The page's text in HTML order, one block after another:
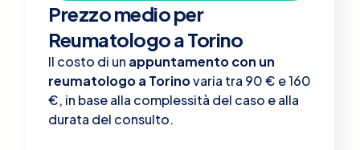
Prezzo medio per
Reumatologo a Torino
Il costo di un appuntamento con un
reumatologo a Torinovaria tra 90 € e 160
€, in base alla complessità del caso e alla
durata del consulto.